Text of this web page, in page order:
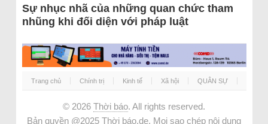
Sự nhục nhã của những quan chức tham
nhũng khi đối diện với pháp luật
Trang chủ Chính trị Kinh tế Xã hội QUÂN SỰ
© 2026 Thời báo. All rights reserved.
Bản quyền @2025 Thời báo.de. Mọi sao chép nội dung